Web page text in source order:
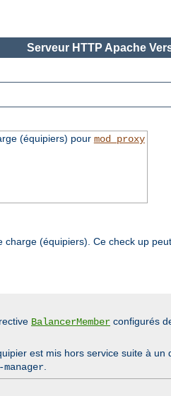
Serveur HTTP Apache
(équipiers) pour mod_proxy
(équipiers). Ce check up
BalancerMember configurés
est mis hors service suite à un
.